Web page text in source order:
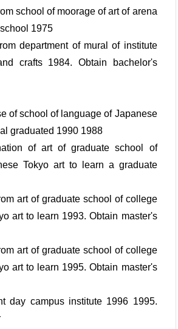
school of moorage of art of arena
1975
department of mural of institute
crafts 1984. Obtain bachelor's
of school of language of Japanese
graduated 1990 1988
of art of graduate school of
Tokyo art to learn a graduate
art of graduate school of college
art to learn 1993. Obtain master's
art of graduate school of college
art to learn 1995. Obtain master's
day campus institute 1996 1995.